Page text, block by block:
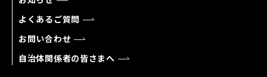
よくあるご質問
お問い合わせ
自治体関係者の皆さまへ